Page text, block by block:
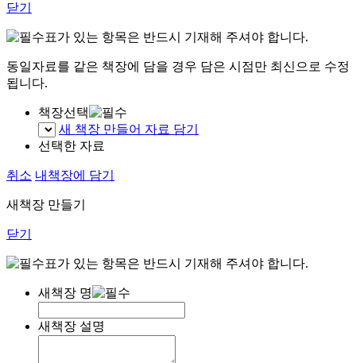
닫기
표가 있는 항목은 반드시 기재해 주셔야 합니다.
동일자료를 같은 책장에 담을 경우 담은 시점만 최신으로 수정
됩니다.
책장선택
새 책장 만들어 자료 담기
선택한 자료
취소 내책장에 담기
새책장 만들기
닫기
표가 있는 항목은 반드시 기재해 주셔야 합니다.
새책장 명
새책장 설명